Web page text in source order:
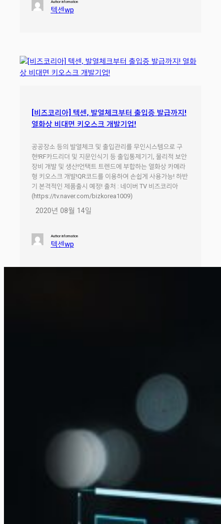
Author information
텍센wp
[비즈코리아] 텍센, 발열체크부터 출입증 발급까지!
열화상 비대면 키오스크 개발기업!
공공장소 등의 발열체크 및 출입관리를 무인시스템으로 구
현!RF카드리더 및 지문인식기 등 출입통제기기, 물리적 보안
장비 개발 및 생산!언택트 트렌드에 부합하는 열화상 카메라
형 키오스크 개발!QR코드를 이용하여 손쉽게 사용가능! 하반
기 본격적인 제품출시 예정! 출처 : 네이버 TV 비즈코리아
(https://tv.naver.com/bizkorea1009)
2020년 08월 14일
Author information
텍센wp